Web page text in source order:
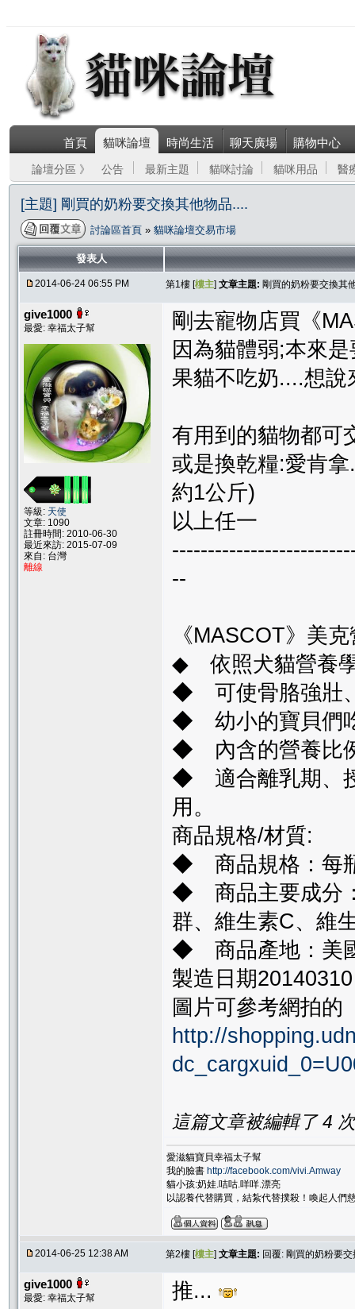
首頁 貓咪論壇 時尚生活 聊天廣場 購物中心
論壇分區 》 公告 最新主題 貓咪討論 貓咪用品 醫
[主題] 剛買的奶粉要交換其他物品....
討論區首頁 » 貓咪論壇交易市場
發表人
2014-06-24 06:55 PM 第1樓 [樓主] 文章主題: 剛買的奶粉要交換其
give1000
最愛: 幸福太子幫
等級: 天使
文章: 1090
註冊時間: 2010-06-30
最近來訪: 2015-07-09
來自: 台灣
離線
剛去寵物店買《
因為貓體弱;本來
果貓不吃奶....想說
有用到的貓物都可
或是換乾糧:愛肯
約1公斤)
以上任一
--
《MASCOT》美
◆ 依照犬貓營養學
◆ 可使骨胳強壯
◆ 幼小的寶貝們
◆ 內含的營養比
◆ 適合離乳期、
用。
商品規格/材質:
◆ 商品規格：每
◆ 商品主要成分
群、維生素C、維
◆ 商品產地：美
製造日期
圖片可參考網拍的
http://
這篇文章被編輯了 4
愛滋貓寶貝幸福太子幫
我的臉書 http://facebook.com/vivi.Amway
貓小孩:奶娃.咭咕.咩咩.漂亮
以認養代替購買，結紮代替撲殺！喚起人們
2014-06-25 12:38 AM 第2樓 [樓主] 文章主題: 回覆: 剛買的奶粉要
give1000
最愛: 幸福太子幫 推...